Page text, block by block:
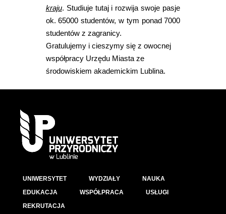
kraju. Studiuje tutaj i rozwija swoje pasje
ok. 65000 studentów, w tym ponad 7000
studentów z zagranicy.
Gratulujemy i cieszymy się z owocnej
współpracy Urzędu Miasta ze
środowiskiem akademickim Lublina.
UNIWERSYTET WYDZIAŁY
NAUKA
EDUKACJA
WSPÓŁPRACA
USŁUGI
REKRUTACJA